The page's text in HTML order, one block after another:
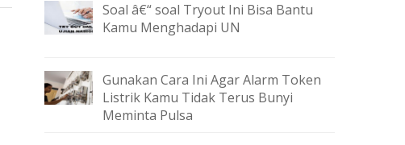
Soal â€“ soal Tryout Ini Bisa Bantu
Kamu Menghadapi UN
Gunakan Cara Ini Agar Alarm Token
Listrik Kamu Tidak Terus Bunyi
Meminta Pulsa